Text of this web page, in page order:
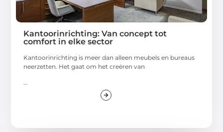
Kantoorinrichting: Van concept tot
comfort in elke sector
Kantoorinrichting is meer dan alleen meubels en bureaus
neerzetten. Het gaat om het creëren van
...